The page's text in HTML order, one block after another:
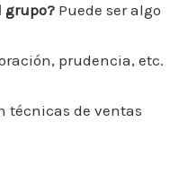
grupo? Puede ser algo
prudencia, etc.
técnicas de ventas